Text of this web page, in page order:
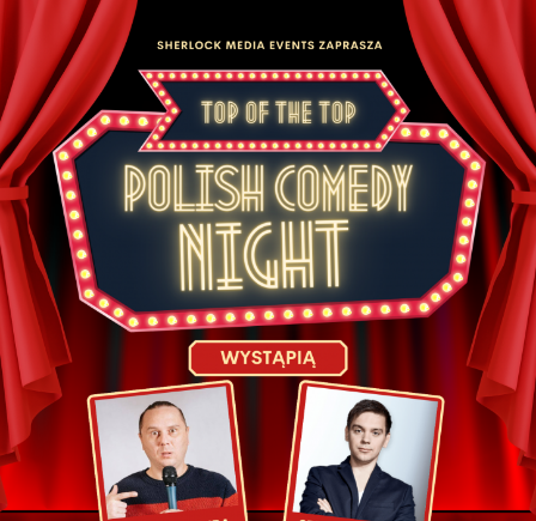
10 listopada w The Flour and Flagon, 126
Grosvenor St, Manchester M1 7HL
11 listopada w Sheffield Network2, 14 Matilda St,
Sheffield S1
12 listopada w The Castle and Falcon, 402
Moseley Rd, Balsall Heath, Birmingham B12 9AT
13 listopada w 229 London, 229 Great Portland St,
London W1W 5PN
Otwarcie drzwi: 19:00
Początek koncertu: 20:30
REZERWACJA MIEJSC:
https://bilety.sherlockmedia.ltd/events/sherlockmedialtd/